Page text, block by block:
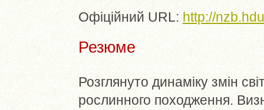
Офіційний URL: http://
Резюме
Розглянуто динаміку змін
рослинного походження.